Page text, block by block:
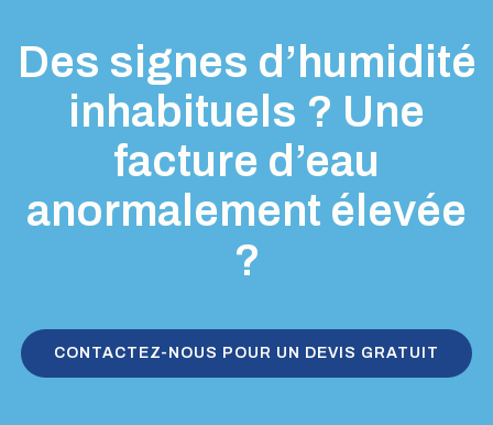
Des signes d’humidité
inhabituels ? Une
facture d’eau
anormalement élevée
?
CONTACTEZ-NOUS POUR UN DEVIS GRATUIT